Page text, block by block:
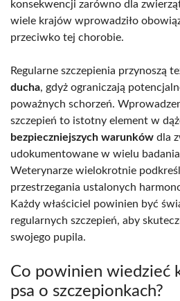
konsekwencji zarówno dla
wiele krajów wprowadziło
przeciwko tej chorobie.
Regularne szczepienia przynoszą
ducha, gdyż ograniczają
poważnych schorzeń.
szczepień to istotny element w
bezpieczniejszych warunków dla
udokumentowane w wielu
Weterynarze wielokrotnie
przestrzegania ustalonych
Każdy właściciel powinien być
regularnych szczepień, aby
swojego pupila.
Co powinien wiedzieć
psa o szczepionkach?